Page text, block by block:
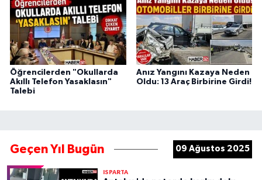
Öğrencilerden "Okullarda
Akıllı Telefon Yasaklasın"
Talebi
Anız Yangını Kazaya Neden
Oldu: 13 Araç Birbirine Girdi!
Geçen Yıl Bugün 09 Ağustos 2025
ISPARTA